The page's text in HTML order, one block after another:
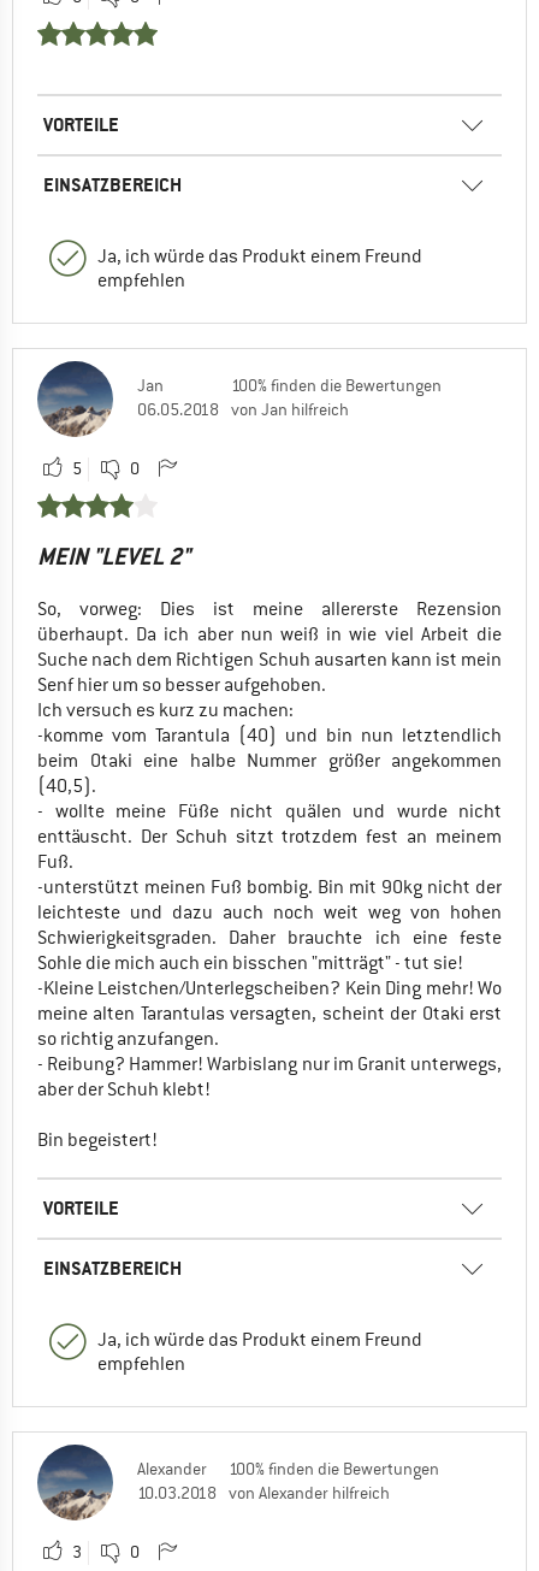
VORTEILE
EINSATZBEREICH
Ja, ich würde das Produkt einem Freund
empfehlen
Jan
06.05.2018
100% finden die Bewertungen
von Jan hilfreich
5 0
MEIN "LEVEL 2"
So, vorweg: Dies ist meine allererste Rezension
überhaupt. Da ich aber nun weiß in wie viel Arbeit die
Suche nach dem Richtigen Schuh ausarten kann ist mein
Senf hier um so besser aufgehoben.
Ich versuch es kurz zu machen:
-komme vom Tarantula (40) und bin nun letztendlich
beim Otaki eine halbe Nummer größer angekommen
(40,5).
- wollte meine Füße nicht quälen und wurde nicht
enttäuscht. Der Schuh sitzt trotzdem fest an meinem
Fuß.
-unterstützt meinen Fuß bombig. Bin mit 90kg nicht der
leichteste und dazu auch noch weit weg von hohen
Schwierigkeitsgraden. Daher brauchte ich eine feste
Sohle die mich auch ein bisschen "mitträgt" - tut sie!
-Kleine Leistchen/Unterlegscheiben? Kein Ding mehr! Wo
meine alten Tarantulas versagten, scheint der Otaki erst
so richtig anzufangen.
- Reibung? Hammer! Warbislang nur im Granit unterwegs,
aber der Schuh klebt!
Bin begeistert!
VORTEILE
EINSATZBEREICH
Ja, ich würde das Produkt einem Freund
empfehlen
Alexander
10.03.2018
100% finden die Bewertungen
von Alexander hilfreich
3 0